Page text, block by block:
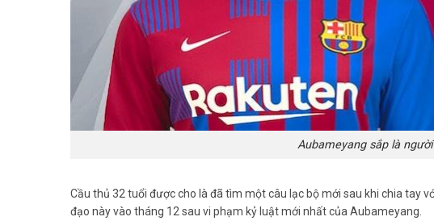
Aubameyang sắp là
Cầu thủ 32 tuổi được cho là đã tìm một câu lạc bộ mới sau khi chia tay
đạo này vào tháng 12 sau vi phạm kỷ luật mới nhất của Aubameyang.